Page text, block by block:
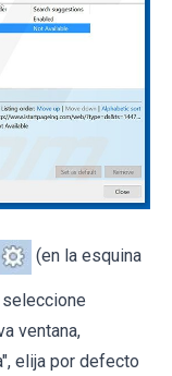
(en la esquina
ventana,
elija por defecto